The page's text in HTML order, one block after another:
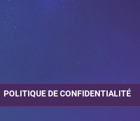
POLITIQUE DE CONFIDENTIALITÉ